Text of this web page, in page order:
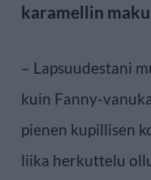
karamellin
– Lapsuudestani
kuin Fanny-
pienen kupillisen
liika herkuttelu